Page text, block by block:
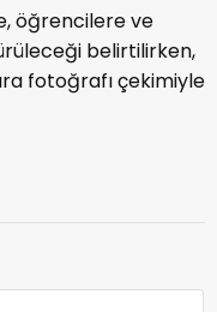
öğrencilere ve
belirtilirken,
fotoğrafı çekimiyle